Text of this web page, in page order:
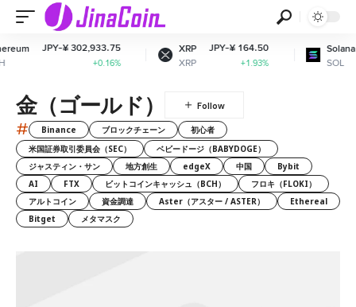
¥ 302,933.75 JPY-¥ 164.50
+1.93%
JPY-¥
金（ゴールド）
# Binance ブロックチェーン
初心者
米国証券取引委員会（SEC）
ベビードージ（BABYDOGE）
ジャスティン・サン
地方創生 edgeX 中国
Bybit
AI
FTX ビットコインキャッシュ（BCH）
フロキ（FLOKI）
アルトコイン
資金調達 Aster（アスター / ASTER）
Ethereal
Bitget
メタマスク